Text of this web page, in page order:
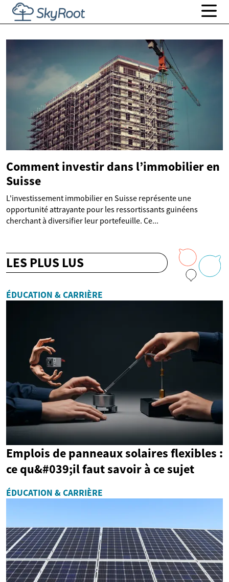
Comment investir dans l’immobilier en
Suisse
L'investissement immobilier en Suisse représente une
opportunité attrayante pour les ressortissants guinéens
cherchant à diversifier leur portefeuille. Ce...
LES PLUS LUS
ÉDUCATION & CARRIÈRE
Emplois de panneaux solaires flexibles :
ce qu&#039;il faut savoir à ce sujet
ÉDUCATION & CARRIÈRE